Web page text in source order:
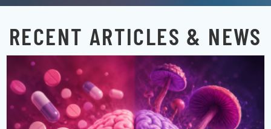
RECENT ARTICLES & NEWS